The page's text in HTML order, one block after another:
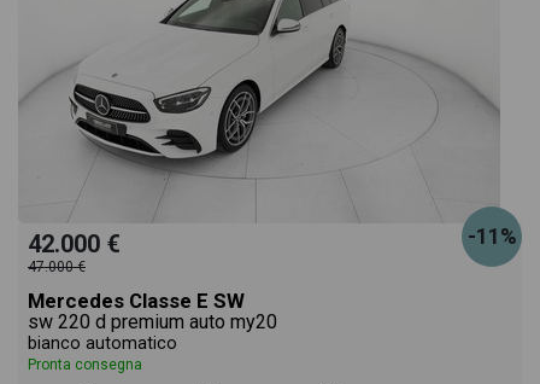
-11%
42.000 €
47.000 €
Mercedes Classe E SW
sw 220 d premium auto my20
bianco automatico
Pronta consegna